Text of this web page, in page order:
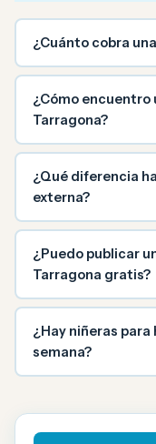
¿Cuánto cobra
¿Cómo encuentro
Tarragona?
¿Qué diferencia
externa?
¿Puedo publicar
Tarragona gratis?
¿Hay niñeras
semana?